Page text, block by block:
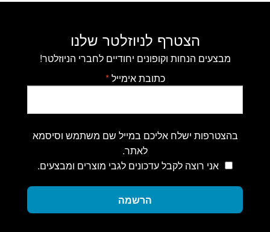
הצטרף לניוזלטר שלנו
מבצעים הנחות וקופונים יחודיים לחברי הניוזלטר!
כתובת אימייל*
בהצטרפות ישלח אליכם במייל שם משתמש וסיסמא
לאתר.
אני רוצה לקבל עדכונים לגבי מוצרים ומבצעים.
הרשמה